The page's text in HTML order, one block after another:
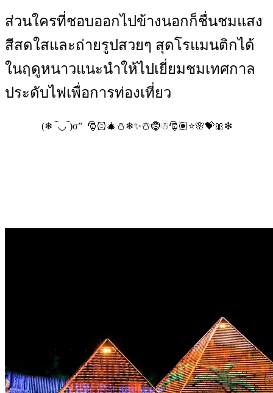
ส่วนใครที่ชอบออกไปข้างนอกก็ชื่นชมแสง
สีสดใสและถ่ายรูปสวยๆ สุดโรแมนติกได้
ในฤดูหนาวแนะนำให้ไปเยี่ยมชมเทศกาล
ประดับไฟเพื่อการท่องเที่ยว
(❄ ‾̀◡‾́)σ” 🎅🏻🎄⛄❄✨☃️🤶☃🎅🏽⭐🌸💝🎀❇